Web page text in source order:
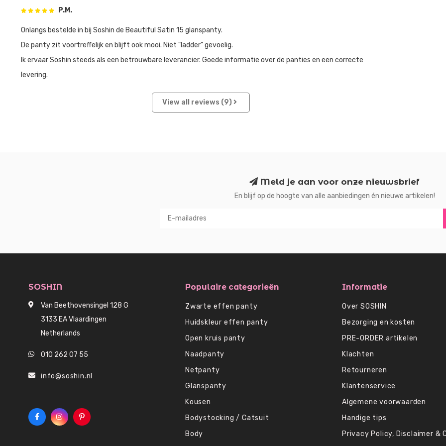
P.M.
Onlangs bestelde in bij Soshin de Beautiful Satin 15 glanspanty.
De panty zit voortreffelijk en blijft ook mooi. Niet "ladder" gevoelig.
Ik ervaar Soshin steeds als een betrouwbare leverancier. Goede informatie over de panties en een correcte
levering.
View all reviews (9)
Meld je aan voor onze nieuwsbrief
En blijf op de hoogte van alle aanbiedingen én nieuwe artikelen!
SOSHIN
Van Beethovensingel 128 G
3133 EA Vlaardingen
Netherlands
010 262 07 55
info@soshin.nl
Populaire categorieën
Zwarte effen panty
Huidskleur effen panty
Open kruis panty
Naadpanty
Netpanty
Glanspanty
Kousen
Bodystocking / Catsuit
Body
Informatie
Over SOSHIN
Bezorging en kosten
PRE-ORDER artikelen
Klachten
Retourneren
Klantenservice
Algemene voorwaarden
Handige tips
Privacy Policy, Disclaimer &